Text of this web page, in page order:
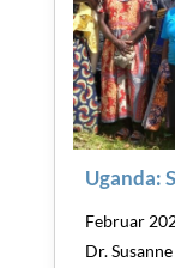
Uganda:
Februar
Dr.